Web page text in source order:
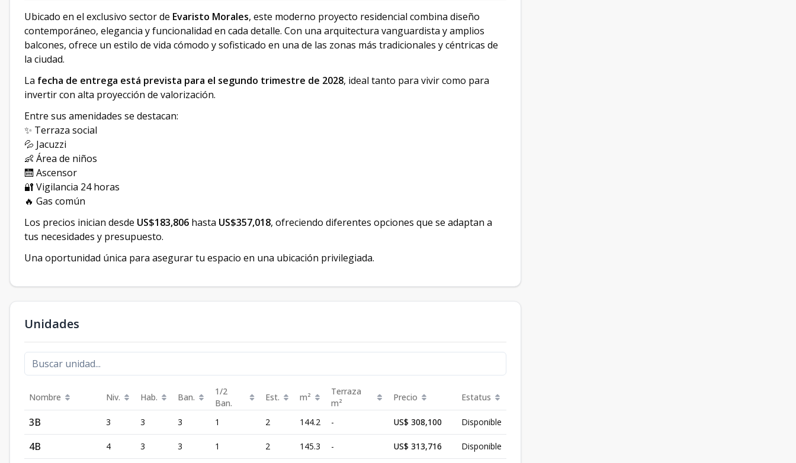
Ubicado en el exclusivo sector de Evaristo Morales, este moderno proyecto residencial combina diseño
contemporáneo, elegancia y funcionalidad en cada detalle. Con una arquitectura vanguardista y amplios
balcones, ofrece un estilo de vida cómodo y sofisticado en una de las zonas más tradicionales y céntricas de
la ciudad.
La fecha de entrega está prevista para el segundo trimestre de 2028, ideal tanto para vivir como para
invertir con alta proyección de valorización.
Entre sus amenidades se destacan:
✨ Terraza social
💦 Jacuzzi
👶 Área de niños
🛗 Ascensor
🔐 Vigilancia 24 horas
🔥 Gas común
Los precios inician desde US$183,806 hasta US$357,018, ofreciendo diferentes opciones que se adaptan a
tus necesidades y presupuesto.
Una oportunidad única para asegurar tu espacio en una ubicación privilegiada.
Unidades
Nombre Niv. Hab. Ban.
1/2
Ban.
Est. m²
Terraza
m²
Precio Estatus
3B 3 3 3 1 2 144.2 - US$ 308,100 Disponible
4B 4 3 3 1 2 145.3 - US$ 313,716 Disponible